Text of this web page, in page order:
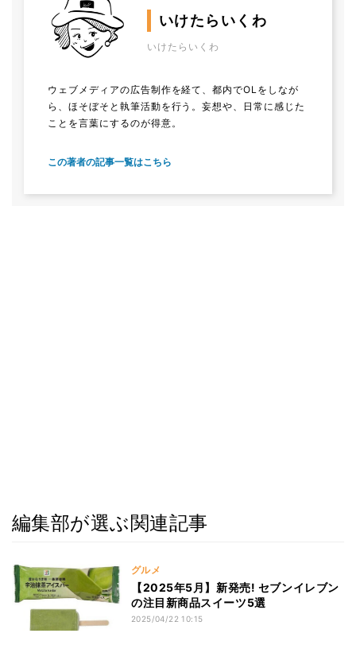
いけたらいくわ
いけたらいくわ
ウェブメディアの広告制作を経て、都内でOLをしなが
ら、ほそぼそと執筆活動を行う。妄想や、日常に感じた
ことを言葉にするのが得意。
この著者の記事一覧はこちら
編集部が選ぶ関連記事
グルメ
【2025年5月】新発売! セブンイレブン
の注目新商品スイーツ5選
2025/04/22 10:15